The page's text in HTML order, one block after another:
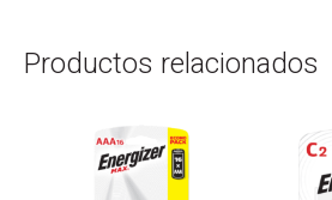
Productos relacionados